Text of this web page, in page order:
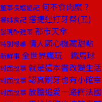
董事長嬉遊記 何不食肉糜？
饕姊食記 搭捷運打牙祭(五)
發現酷建築 都市天傘
特別報導 情人節心機藏甜點
新鮮事 全世界瘋玩 鐵馬球
封面故事 就是這本書改變生活
封面故事 認真刷牙也有小確幸
封面故事 放膽追愛一路衝法國